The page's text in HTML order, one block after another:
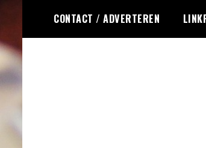
de
inhoud
CONTACT / ADVERTEREN